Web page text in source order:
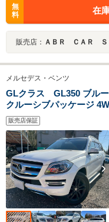
無
料
在
販売店： ＡＢＲ ＣＡＲ Ｓ
メルセデス・ベンツ
GLクラス GL350 ブルー
クルーシブパッケージ
360°カメラ ACC ブラ
ー メモリーパワーシー
ートライト 電動格納サ
インチアルミ
販売店保証